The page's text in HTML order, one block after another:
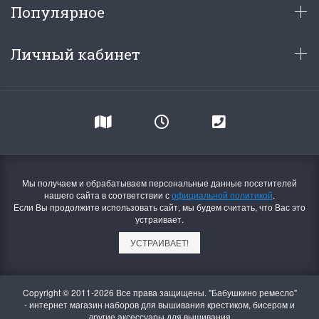
Популярное
Личный кабинет
Мы получаем и обрабатываем персональные данные посетителей
нашего сайта в соответствии софициальной политикой.
Если Вы продолжите использовать сайт, мы будем считать, что Вас это
устраивает.
УСТРАИВАЕТ!
Copyright © 2011-2026 Все права защищены. "Бабушкино ремесло"
- интернет магазин наборов для вышивания крестиком, бисером и